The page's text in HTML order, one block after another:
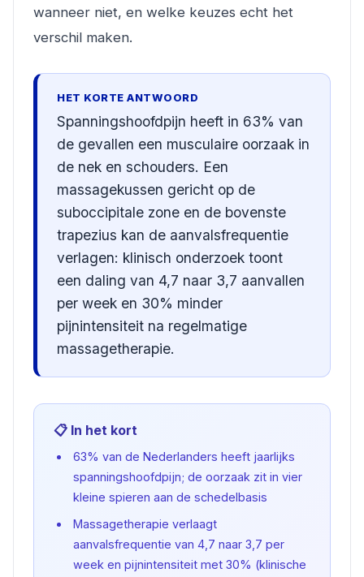
wanneer niet, en welke keuzes echt het
verschil maken.
HET KORTE ANTWOORD
Spanningshoofdpijn heeft in 63% van
de gevallen een musculaire oorzaak in
de nek en schouders. Een
massagekussen gericht op de
suboccipitale zone en de bovenste
trapezius kan de aanvalsfrequentie
verlagen: klinisch onderzoek toont
een daling van 4,7 naar 3,7 aanvallen
per week en 30% minder
pijnintensiteit na regelmatige
massagetherapie.
📋 In het kort
63% van de Nederlanders heeft jaarlijks
spanningshoofdpijn; de oorzaak zit in vier
kleine spieren aan de schedelbasis
Massagetherapie verlaagt
aanvalsfrequentie van 4,7 naar 3,7 per
week en pijnintensiteit met 30% (klinische